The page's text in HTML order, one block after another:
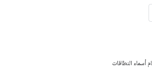
النطاقات